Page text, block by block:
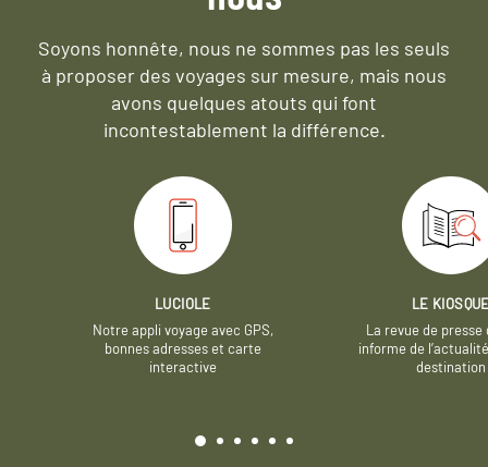
Soyons honnête, nous ne sommes pas les seuls
à proposer des voyages sur mesure, mais nous
avons quelques atouts qui font
incontestablement la différence.
LUCIOLE
Notre appli voyage avec GPS,
bonnes adresses et carte
interactive
LE
La revue de presse
informe de
destination